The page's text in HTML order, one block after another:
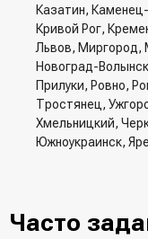
Казатин,
Кривой Рог,
Львов, Миргород,
Новоград-
Прилуки, Ровно,
Тростянец,
Хмельницкий,
Южноукраинск,
Часто